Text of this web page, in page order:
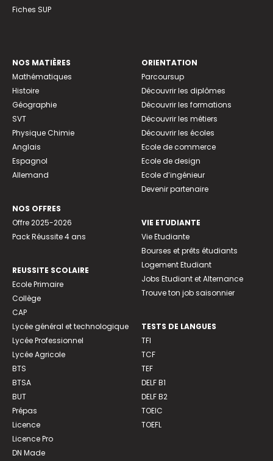
Fiches SUP
NOS MATIÈRES
Mathématiques
Histoire
Géographie
SVT
Physique Chimie
Anglais
Espagnol
Allemand
NOS OFFRES
Offre 2025-2026
Pack Réussite 4 ans
REUSSITE SCOLAIRE
Ecole Primaire
Collège
CAP
Lycée général et technologique
Lycée Professionnel
Lycée Agricole
BTS
BTSA
BUT
Prépas
Licence
Licence Pro
DN Made
ORIENTATION
Parcoursup
Découvrir les diplômes
Découvrir les formations
Découvrir les métiers
Découvrir les écoles
Ecole de commerce
Ecole de design
Ecole d’ingénieur
Devenir partenaire
VIE ETUDIANTE
Vie Etudiante
Bourses et prêts étudiants
Logement Etudiant
Jobs Etudiant et Alternance
Trouve ton job saisonnier
TESTS DE LANGUES
TFI
TCF
TEF
DELF B1
DELF B2
TOEIC
TOEFL